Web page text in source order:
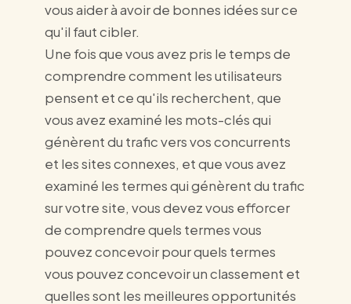
vous aider à avoir de bonnes idées sur ce
qu'il faut cibler.
Une fois que vous avez pris le temps de
comprendre comment les utilisateurs
pensent et ce qu'ils recherchent, que
vous avez examiné les mots-clés qui
génèrent du trafic vers vos concurrents
et les sites connexes, et que vous avez
examiné les termes qui génèrent du trafic
sur votre site, vous devez vous efforcer
de comprendre quels termes vous
pouvez concevoir pour quels termes
vous pouvez concevoir un classement et
quelles sont les meilleures opportunités